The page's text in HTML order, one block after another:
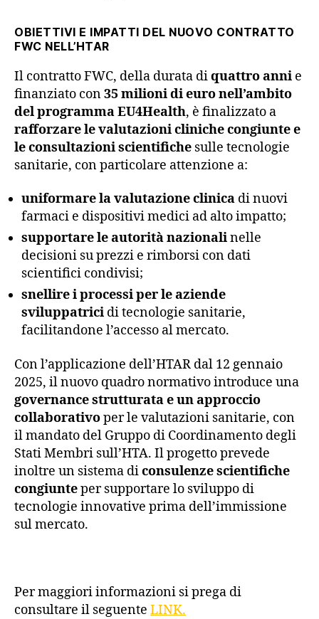
OBIETTIVI E IMPATTI DEL NUOVO CONTRATTO
FWC NELL’HTAR
Il contratto FWC, della durata diquattro anni e
finanziato con35 milioni di euro nell’ambito
del programma EU4Health, è finalizzato a
rafforzare le valutazioni cliniche congiunte e
le consultazioni scientifiche sulle tecnologie
sanitarie, con particolare attenzione a:
uniformare la valutazione clinica di nuovi
farmaci e dispositivi medici ad alto impatto;
supportare le autorità nazionalinelle
decisioni su prezzi e rimborsi con dati
scientifici condivisi;
snellire i processi per le aziende
sviluppatrici di tecnologie sanitarie,
facilitandone l’accesso al mercato.
Con l’applicazione dell’HTAR dal 12 gennaio
2025, il nuovo quadro normativo introduce una
governance strutturata e un approccio
collaborativoper le valutazioni sanitarie, con
il mandato del Gruppo di Coordinamento degli
Stati Membri sull’HTA. Il progetto prevede
inoltre un sistema diconsulenze scientifiche
congiunteper supportare lo sviluppo di
tecnologie innovative prima dell’immissione
sul mercato.
Per maggiori informazioni si prega di
consultare il seguente LINK.